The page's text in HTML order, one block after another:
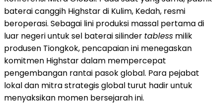
baterai canggih Highstar di Kulim, Kedah, resmi
beroperasi. Sebagai lini produksi massal pertama di
luar negeri untuk sel baterai silinder tabless milik
produsen Tiongkok, pencapaian ini menegaskan
komitmen Highstar dalam mempercepat
pengembangan rantai pasok global. Para pejabat
lokal dan mitra strategis global turut hadir untuk
menyaksikan momen bersejarah ini.